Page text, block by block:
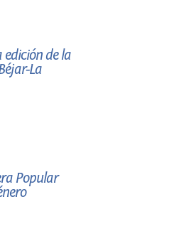
edición de la
La
Popular